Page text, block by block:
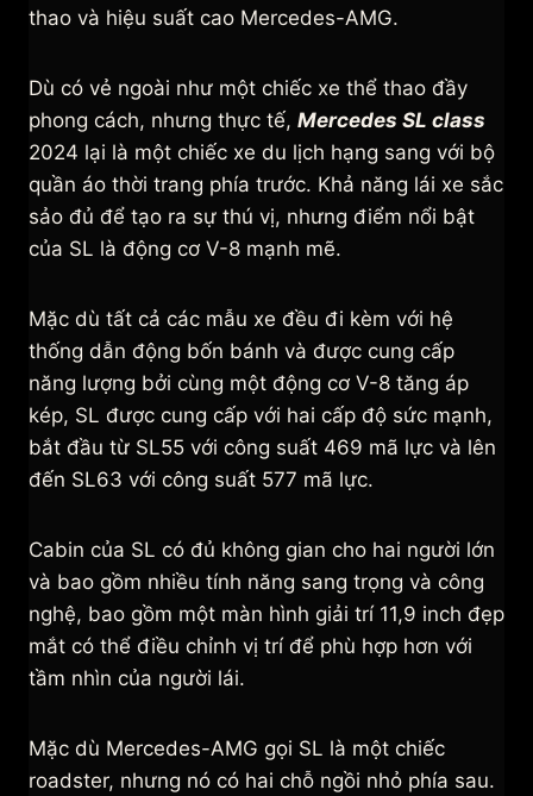
thao và hiệu suất cao Mercedes-AMG.
Dù có vẻ ngoài như một chiếc xe thể thao đầy
phong cách, nhưng thực tế, Mercedes SL class
2024 lại là một chiếc xe du lịch hạng sang với bộ
quần áo thời trang phía trước. Khả năng lái xe sắc
sảo đủ để tạo ra sự thú vị, nhưng điểm nổi bật
của SL là động cơ V-8 mạnh mẽ.
Mặc dù tất cả các mẫu xe đều đi kèm với hệ
thống dẫn động bốn bánh và được cung cấp
năng lượng bởi cùng một động cơ V-8 tăng áp
kép, SL được cung cấp với hai cấp độ sức mạnh,
bắt đầu từ SL55 với công suất 469 mã lực và lên
đến SL63 với công suất 577 mã lực.
Cabin của SL có đủ không gian cho hai người lớn
và bao gồm nhiều tính năng sang trọng và công
nghệ, bao gồm một màn hình giải trí 11,9 inch đẹp
mắt có thể điều chỉnh vị trí để phù hợp hơn với
tầm nhìn của người lái.
Mặc dù Mercedes-AMG gọi SL là một chiếc
roadster, nhưng nó có hai chỗ ngồi nhỏ phía sau.